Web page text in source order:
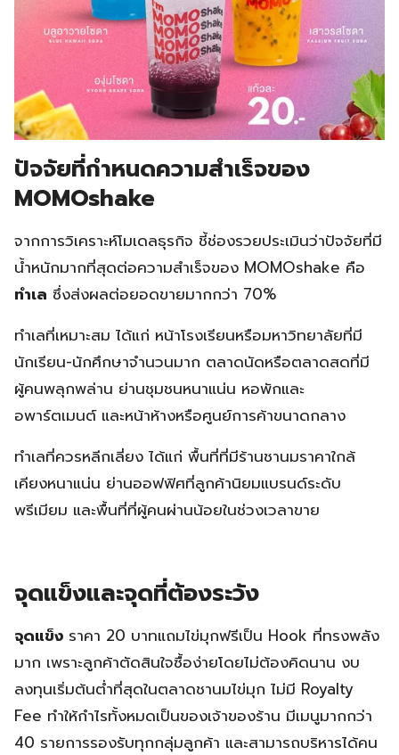
ปัจจัยที่กำหนดความสำเร็จของ
MOMOshake
จากการวิเคราะห์โมเดลธุรกิจ ชี้ช่องรวยประเมินว่าปัจจัยที่มี
น้ำหนักมากที่สุดต่อความสำเร็จของ MOMOshake คือ
ทำเล ซึ่งส่งผลต่อยอดขายมากกว่า 70%
ทำเลที่เหมาะสม ได้แก่ หน้าโรงเรียนหรือมหาวิทยาลัยที่มี
นักเรียน-นักศึกษาจำนวนมาก ตลาดนัดหรือตลาดสดที่มี
ผู้คนพลุกพล่าน ย่านชุมชนหนาแน่น หอพักและ
อพาร์ตเมนต์ และหน้าห้างหรือศูนย์การค้าขนาดกลาง
ทำเลที่ควรหลีกเลี่ยง ได้แก่ พื้นที่ที่มีร้านชานมราคาใกล้
เคียงหนาแน่น ย่านออฟฟิศที่ลูกค้านิยมแบรนด์ระดับ
พรีเมียม และพื้นที่ที่ผู้คนผ่านน้อยในช่วงเวลาขาย
จุดแข็งและจุดที่ต้องระวัง
จุดแข็ง ราคา 20 บาทแถมไข่มุกฟรีเป็น Hook ที่ทรงพลัง
มาก เพราะลูกค้าตัดสินใจซื้อง่ายโดยไม่ต้องคิดนาน งบ
ลงทุนเริ่มต้นต่ำที่สุดในตลาดชานมไข่มุก ไม่มี Royalty
Fee ทำให้กำไรทั้งหมดเป็นของเจ้าของร้าน มีเมนูมากกว่า
40 รายการรองรับทุกกลุ่มลูกค้า และสามารถบริหารได้คน